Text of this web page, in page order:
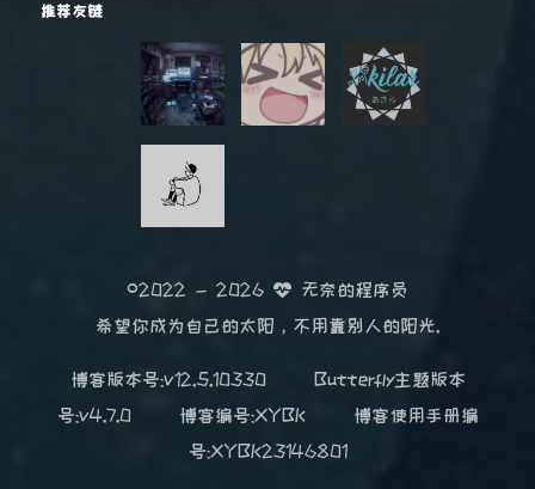
推荐友链
©2022 - 2026
无奈的程序员
希望你成为自己的太阳，不用靠别人的阳光.
博客版本号:v12.5.10330 Butterfly主题版本
号:v4.7.0
博客编号:XYBK
博客使用手册编
号:XYBK23146801